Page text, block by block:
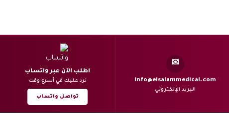
✉
info@elsalammedical.com
البريد الإلكتروني
اطلب الآن عبر واتساب
نرد عليك في أسرع وقت
تواصل واتساب